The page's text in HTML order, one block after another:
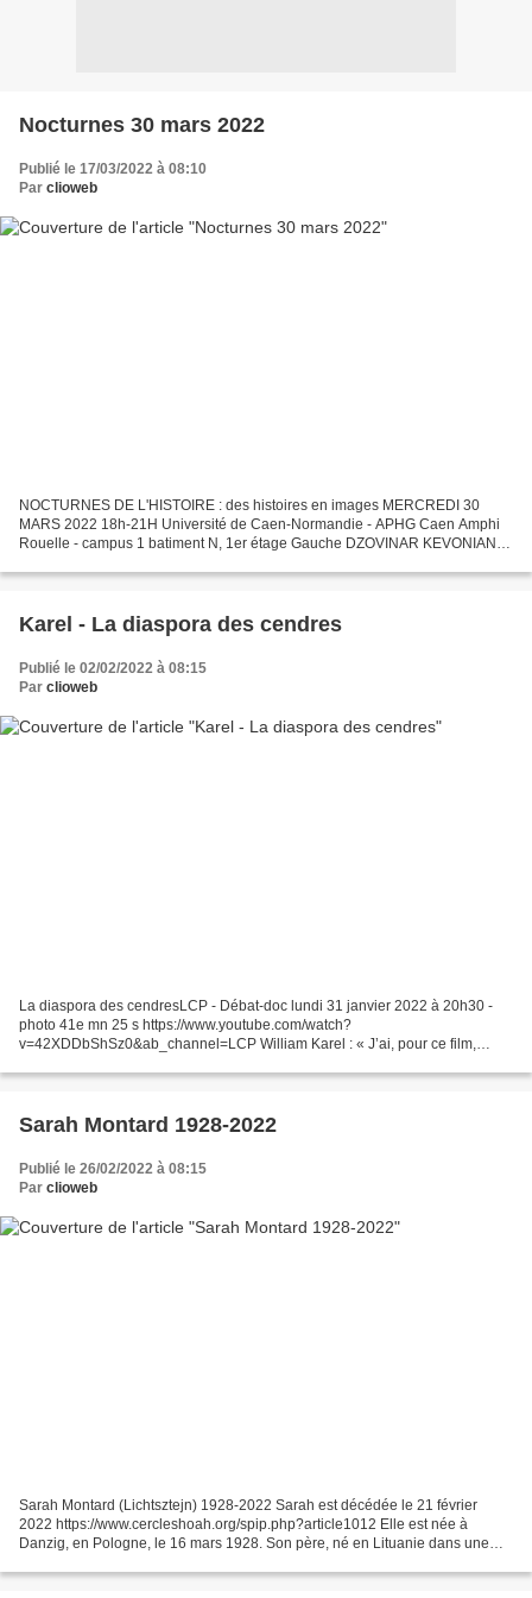
Nocturnes 30 mars 2022
Publié le 17/03/2022 à 08:10
Par clioweb
NOCTURNES DE L'HISTOIRE : des histoires en images MERCREDI 30
MARS 2022 18h-21H Université de Caen-Normandie - APHG Caen Amphi
Rouelle - campus 1 batiment N, 1er étage Gauche DZOVINAR KEVONIAN
Karel - La diaspora des cendres
Publié le 02/02/2022 à 08:15
Par clioweb
La diaspora des cendresLCP - Débat-doc lundi 31 janvier 2022 à 20h30 -
photo 41e mn 25 s https://www.youtube.com/watch?
v=42XDDbShSz0&ab_channel=LCP William Karel : « J’ai, pour ce film,
Sarah Montard 1928-2022
Publié le 26/02/2022 à 08:15
Par clioweb
Sarah Montard (Lichtsztejn) 1928-2022 Sarah est décédée le 21 février
2022 https://www.cercleshoah.org/spip.php?article1012 Elle est née à
Danzig, en Pologne, le 16 mars 1928. Son père, né en Lituanie dans une